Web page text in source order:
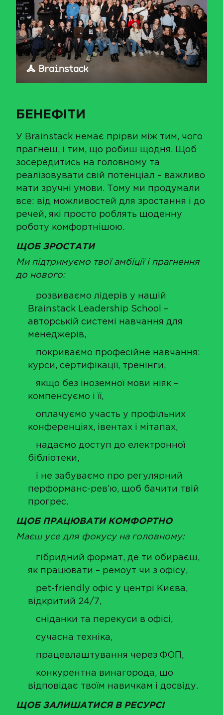
БЕНЕФІТИ
У Brainstack немає прірви між тим, чого
прагнеш, і тим, що робиш щодня. Щоб
зосередитись на головному та
реалізовувати свій потенціал – важливо
мати зручні умови. Тому ми продумали
все: від можливостей для зростання і до
речей, які просто роблять щоденну
роботу комфортнішою.
ЩОБ ЗРОСТАТИ
Ми підтримуємо твої амбіції і прагнення
до нового:
розвиваємо лідерів у нашій
Brainstack Leadership School –
авторській системі навчання для
менеджерів,
покриваємо професійне навчання:
курси, сертифікації, тренінги,
якщо без іноземної мови ніяк –
компенсуємо і її,
оплачуємо участь у профільних
конференціях, івентах і мітапах,
надаємо доступ до електронної
бібліотеки,
і не забуваємо про регулярний
перформанс-рев’ю, щоб бачити твій
прогрес.
ЩОБ ПРАЦЮВАТИ КОМФОРТНО
Маєш усе для фокусу на головному:
гібридний формат, де ти обираєш,
як працювати – ремоут чи з офісу,
pet-friendly офіс у центрі Києва,
відкритий 24/7,
сніданки та перекуси в офісі,
сучасна техніка,
працевлаштування через ФОП,
конкурентна винагорода, що
відповідає твоїм навичкам і досвіду.
ЩОБ ЗАЛИШАТИСЯ В РЕСУРСІ